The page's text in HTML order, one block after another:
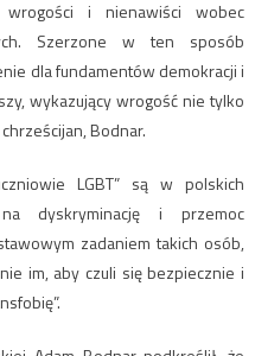
i nienawiści wobec
Szerzone w ten sposób
dla fundamentów demokracji i
wykazujący wrogość nie tylko
Bodnar.
LGBT” są w polskich
dyskryminację i przemoc
zadaniem takich osób,
im, aby czuli się bezpiecznie i